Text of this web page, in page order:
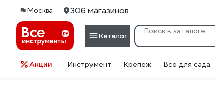
Москва 306 магазинов
Каталог
Акции Инструмент Крепеж Всё для сада